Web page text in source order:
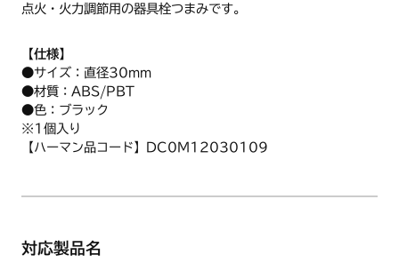
点火・火力調節用の器具栓つまみです。
【仕様】
●サイズ：直径30mm
●材質：ABS/PBT
●色：ブラック
※1個入り
【ハーマン品コード】DC0M12030109
対応製品名